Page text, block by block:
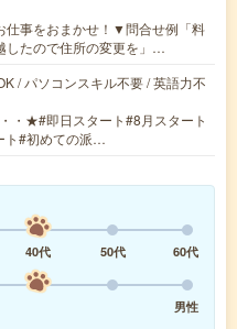
仕事をおまかせ！▼問合せ例「料
したので住所の変更を」…
/ パソコンスキル不要 / 英語力不
・★#即日スタート#8月スタート
ト#初めての派…
40代 50代
60代
男性